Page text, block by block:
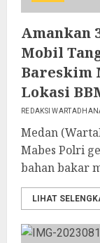
Amankan
Mobil
Bareskim
Lokasi
REDAKSI
Medan
Mabes Polri
bahan bakar
LIHAT